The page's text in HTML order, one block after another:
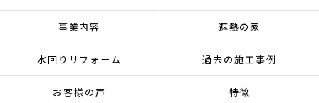
事業内容 遮熱の家
水回りリフォーム 過去の施工事例
お客様の声 特徴